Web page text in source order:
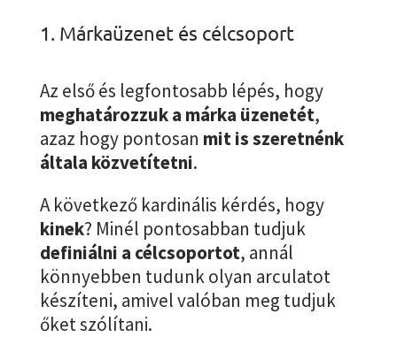
1. Márkaüzenet és célcsoport
Az első és legfontosabb lépés, hogy
meghatározzuk a márka üzenetét,
azaz hogy pontosan mit is szeretnénk
általa közvetítetni.
A következő kardinális kérdés, hogy
kinek? Minél pontosabban tudjuk
definiálni a célcsoportot, annál
könnyebben tudunk olyan arculatot
készíteni, amivel valóban meg tudjuk
őket szólítani.